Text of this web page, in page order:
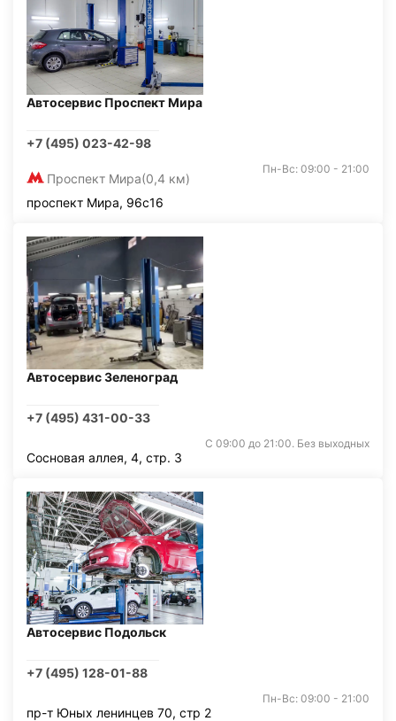
Автосервис Проспект Мира
+7 (495) 023-42-98
Проспект Мира(0,4 км)
Пн-Вс: 09:00 - 21:00
проспект Мира, 96с16
Автосервис Зеленоград
+7 (495) 431-00-33
С 09:00 до 21:00. Без выходных
Сосновая аллея, 4, стр. 3
Автосервис Подольск
+7 (495) 128-01-88
Пн-Вс: 09:00 - 21:00
пр-т Юных ленинцев 70, стр 2